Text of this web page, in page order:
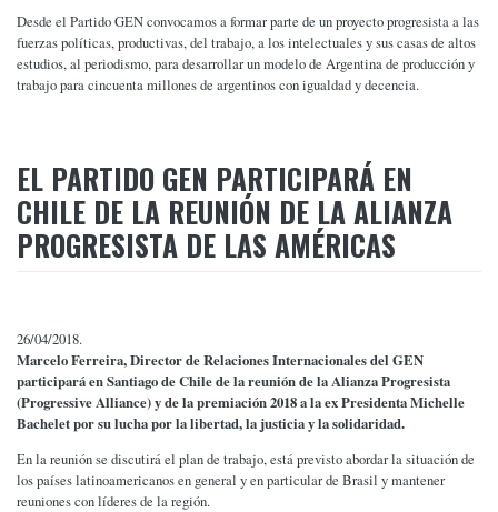
Desde el Partido GEN convocamos a formar parte de un proyecto progresista a las
fuerzas políticas, productivas, del trabajo, a los intelectuales y sus casas de altos
estudios, al periodismo, para desarrollar un modelo de Argentina de producción y
trabajo para cincuenta millones de argentinos con igualdad y decencia.
EL PARTIDO GEN PARTICIPARÁ EN
CHILE DE LA REUNIÓN DE LA ALIANZA
PROGRESISTA DE LAS AMÉRICAS
26/04/2018.
Marcelo Ferreira, Director de Relaciones Internacionales del GEN
participará en Santiago de Chile de la reunión de la Alianza Progresista
(Progressive Alliance) y de la premiación 2018 a la ex Presidenta Michelle
Bachelet por su lucha por la libertad, la justicia y la solidaridad.
En la reunión se discutirá el plan de trabajo, está previsto abordar la situación de
los países latinoamericanos en general y en particular de Brasil y mantener
reuniones con líderes de la región.